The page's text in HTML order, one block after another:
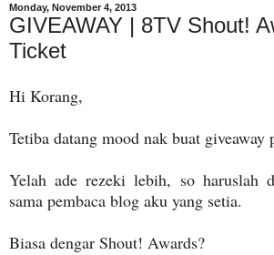
Monday, November 4, 2013
GIVEAWAY | 8TV Shout!
Ticket
Hi Korang,
Tetiba datang mood nak buat giveaway
Yelah ade rezeki lebih, so haruslah
sama pembaca blog aku yang setia.
Biasa dengar Shout! Awards?